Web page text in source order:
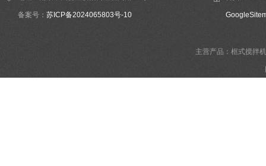
备案号： 苏ICP备2024065803号-10
主营产品：框式搅拌